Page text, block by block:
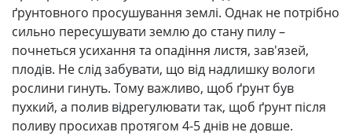
ґрунтовного просушування землі. Однак не потрібно
сильно пересушувати землю до стану пилу –
почнеться усихання та опадіння листя, зав'язей,
плодів. Не слід забувати, що від надлишку вологи
рослини гинуть. Тому важливо, щоб ґрунт був
пухкий, а полив відрегулювати так, щоб ґрунт після
поливу просихав протягом 4-5 днів не довше.